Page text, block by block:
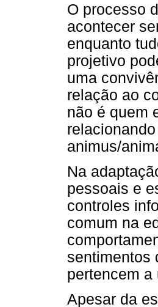
O processo
acontecer
enquanto
projetivo
uma
relação ao
não é quem
animus/
Na
pessoais e
controles
comum na
sentimentos
pertencem
Apesar da